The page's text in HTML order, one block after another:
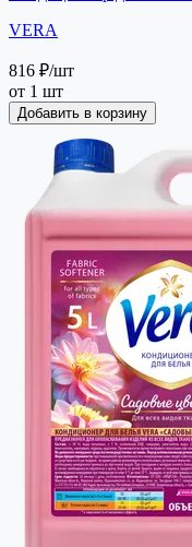
VERA
816 ₽/шт
от 1 шт
Добавить в корзину